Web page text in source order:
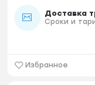
Доставка
Сроки и
Избранное